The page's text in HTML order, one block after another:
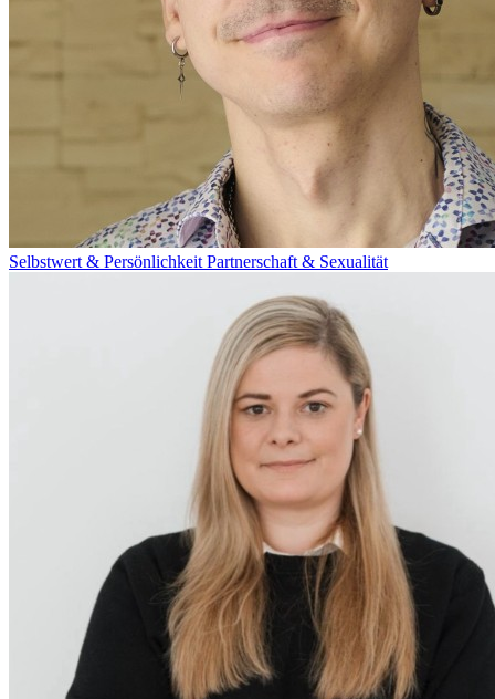
Selbstwert & Persönlichkeit Partnerschaft & Sexualität